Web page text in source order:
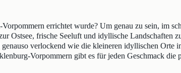
errichtet wurde? Um genau zu sein, im
Ostsee, frische Seeluft und idyllische Landschaften
verlockend wie die kleineren idyllischen Orte
Vorpommern gibt es für jeden Geschmack die